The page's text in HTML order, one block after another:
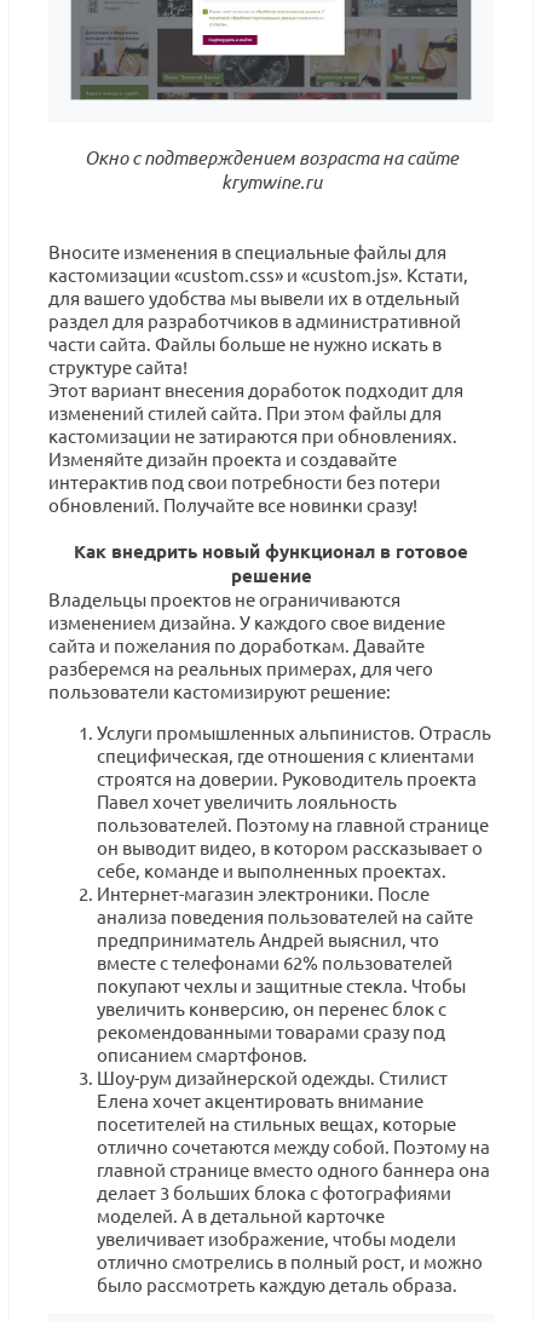
Окно с подтверждением возраста на сайте
krymwine.ru
Вносите изменения в специальные файлы для
кастомизации «custom.css» и «custom.js». Кстати,
для вашего удобства мы вывели их в отдельный
раздел для разработчиков в административной
части сайта. Файлы больше не нужно искать в
структуре сайта!
Этот вариант внесения доработок подходит для
изменений стилей сайта. При этом файлы для
кастомизации не затираются при обновлениях.
Изменяйте дизайн проекта и создавайте
интерактив под свои потребности без потери
обновлений. Получайте все новинки сразу!
Как внедрить новый функционал в готовое
решение
Владельцы проектов не ограничиваются
изменением дизайна. У каждого свое видение
сайта и пожелания по доработкам. Давайте
разберемся на реальных примерах, для чего
пользователи кастомизируют решение:
Услуги промышленных альпинистов. Отрасль
специфическая, где отношения с клиентами
строятся на доверии. Руководитель проекта
Павел хочет увеличить лояльность
пользователей. Поэтому на главной странице
он выводит видео, в котором рассказывает о
себе, команде и выполненных проектах.
Интернет-магазин электроники. После
анализа поведения пользователей на сайте
предприниматель Андрей выяснил, что
вместе с телефонами 62% пользователей
покупают чехлы и защитные стекла. Чтобы
увеличить конверсию, он перенес блок с
рекомендованными товарами сразу под
описанием смартфонов.
Шоу-рум дизайнерской одежды. Стилист
Елена хочет акцентировать внимание
посетителей на стильных вещах, которые
отлично сочетаются между собой. Поэтому на
главной странице вместо одного баннера она
делает 3 больших блока с фотографиями
моделей. А в детальной карточке
увеличивает изображение, чтобы модели
отлично смотрелись в полный рост, и можно
было рассмотреть каждую деталь образа.